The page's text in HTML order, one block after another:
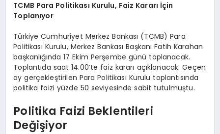
TCMB Para Politikası Kurulu, Faiz Kararı İçin
Toplanıyor
Türkiye Cumhuriyet Merkez Bankası (TCMB) Para
Politikası Kurulu, Merkez Bankası Başkanı Fatih Karahan
başkanlığında 17 Ekim Perşembe günü toplanacak.
Toplantıda saat 14.00’te faiz kararı açıklanacak. Geçen
ay gerçekleştirilen Para Politikası Kurulu toplantısında
politika faizi yüzde 50 seviyesinde sabit tutulmuştu.
Politika Faizi Beklentileri
Değişiyor